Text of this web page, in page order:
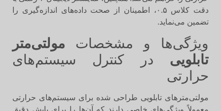
دقت کلاس ۰.۵، اطمینان از صحت داده‌های اندازه‌گیری را
تضمین می‌نماید.
ویژگی‌ها و مشخصات
مولتی‌متر
تابلوییدر کنترل سیستم‌های
حرارتی
مولتی‌مترهای تابلویی طراحی شده برای سیستم‌های حرارتی
معمولاً ویژگی‌های خاصی دارند که آن‌ها را برای پایش دقیق